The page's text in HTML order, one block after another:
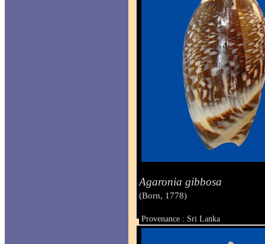
Agaronia gibbosa
(Born, 1778)
Provenance : Sri Lanka
Taille : 61.5 mm